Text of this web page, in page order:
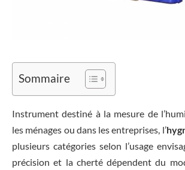
Sommaire
Instrument destiné à la mesure de
les ménages ou dans les entreprises, l’
plusieurs catégories selon l’usage
précision et la cherté dépendent du